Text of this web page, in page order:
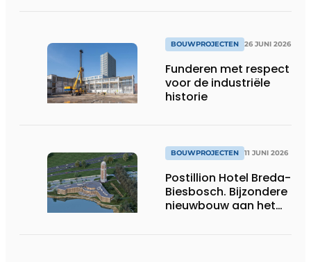
BOUWPROJECTEN 26 JUNI 2026
Funderen met respect
voor de industriële
historie
BOUWPROJECTEN 11 JUNI 2026
Postillion Hotel Breda-
Biesbosch. Bijzondere
nieuwbouw aan het